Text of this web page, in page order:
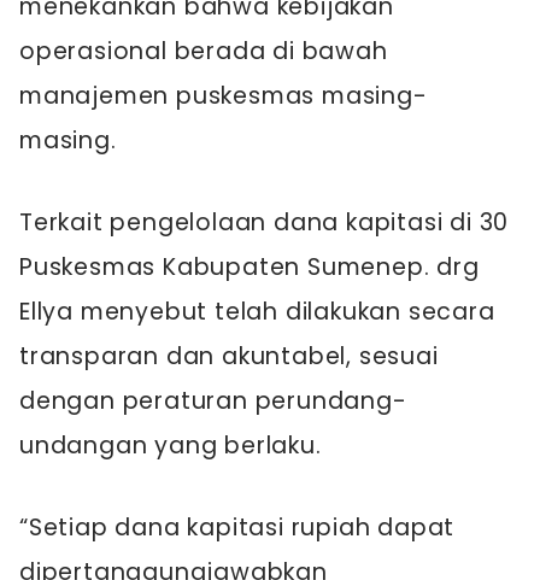
menekankan bahwa kebijakan
operasional berada di bawah
manajemen puskesmas masing-
masing.
Terkait pengelolaan dana kapitasi di 30
Puskesmas Kabupaten Sumenep. drg
Ellya menyebut telah dilakukan secara
transparan dan akuntabel, sesuai
dengan peraturan perundang-
undangan yang berlaku.
“Setiap dana kapitasi rupiah dapat
dipertanggungjawabkan